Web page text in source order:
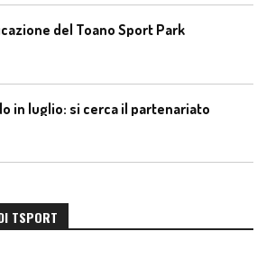
del Toano Sport Park
in luglio: si cerca il partenariato
TSPORT